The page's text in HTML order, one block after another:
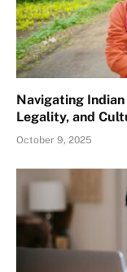
Navigating
Legality, and
October 9, 2025